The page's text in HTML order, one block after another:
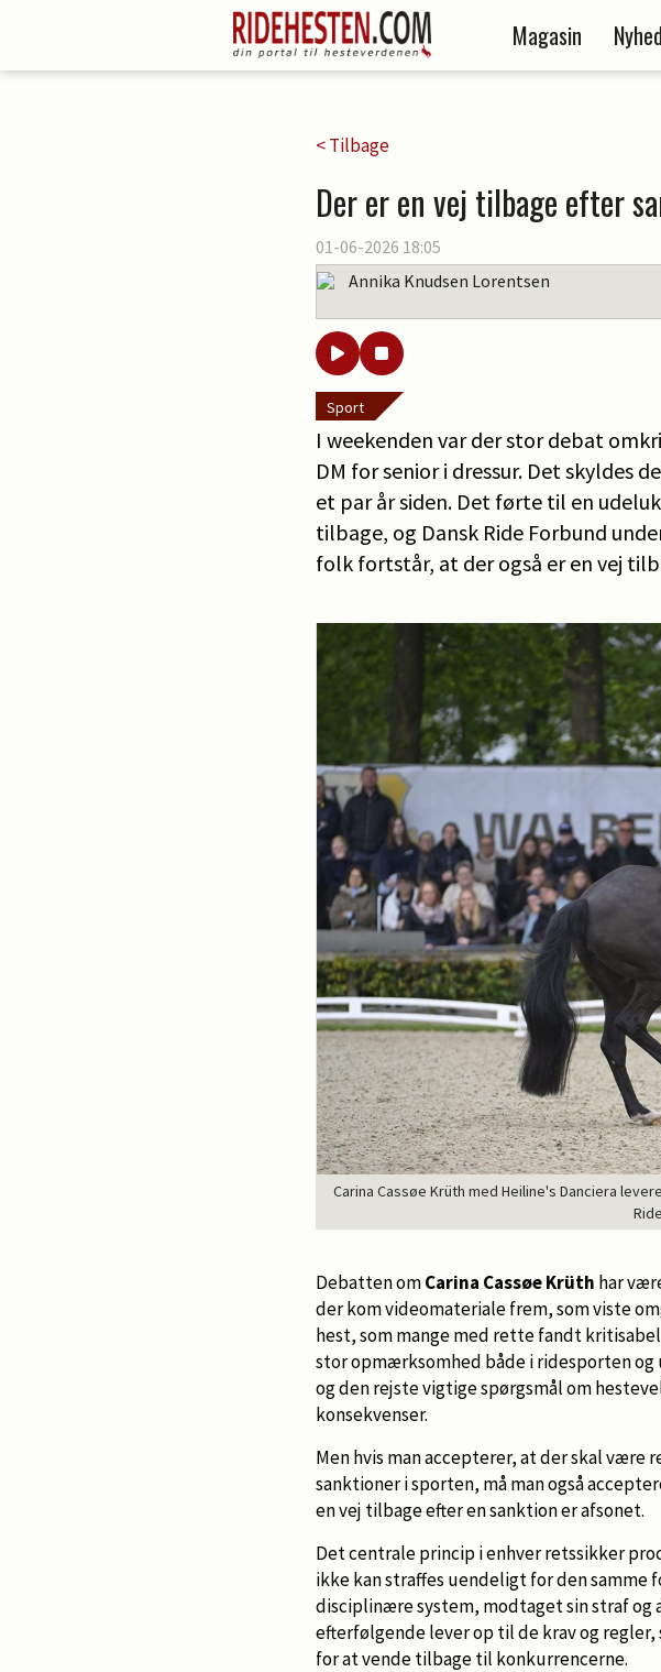
Magasin
< Tilbage
Der er en vej tilbage efter
01-06-2026 18:05
Annika Knudsen Lorentsen
Sport
I weekenden var der stor debat
DM for senior i dressur. Det skyldes
et par år siden. Det førte til en
tilbage, og Dansk Ride Forbund
folk fortstår, at der også er en vej
Carina Cassøe Krüth med Heiline's Danciera
Debatten omCarina Cassøe Krüth har
der kom videomateriale frem, som viste
hest, som mange med rette fandt
stor opmærksomhed både i ridesporten
og den rejste vigtige spørgsmål om
konsekvenser.
Men hvis man accepterer, at der skal være
sanktioner i sporten, må man også
en vej tilbage efter en sanktion er afsonet.
Det centrale princip i enhver retssikker
ikke kan straffes uendeligt for den samme
disciplinære system, modtaget sin straf og
efterfølgende lever op til de krav og
for at vende tilbage til konkurrencerne.